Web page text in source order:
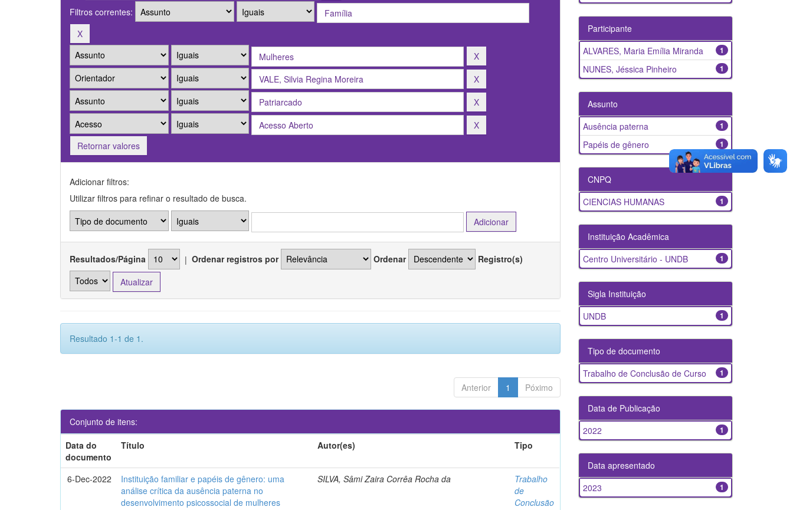
Filtros correntes:
Retornar valores
Adicionar filtros:
Utilizar filtros para refinar o resultado de busca.
Resultados/Página | Ordenar registros por Ordenar Registro(s)
Resultado 1-1 de 1.
Anterior 1 Póximo
Conjunto de itens:
Data do
documento
Título Autor(es) Tipo
6-Dec-2022
Instituição familiar e papéis de gênero: uma
análise crítica da ausência paterna no
desenvolvimento psicossocial de mulheres
SILVA, Sâmi Zaira Corrêa Rocha da
Trabalho
de
Conclusão
Participante
1
ALVARES, Maria Emília Miranda
1
NUNES, Jéssica Pinheiro
Assunto
1
Ausência paterna
1
Papéis de gênero
CNPQ
1
CIENCIAS HUMANAS
Instituição Acadêmica
1
Centro Universitário - UNDB
Sigla Instituição
1
UNDB
Tipo de documento
1
Trabalho de Conclusão de Curso
Data de Publicação
1
2022
Data apresentado
1
2023